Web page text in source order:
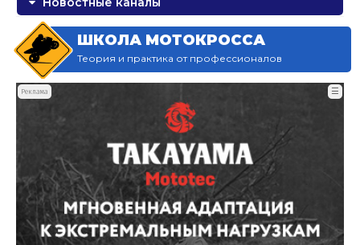
ШКОЛА МОТОКРОССА
Теория и практика от профессионалов
Реклама ☰